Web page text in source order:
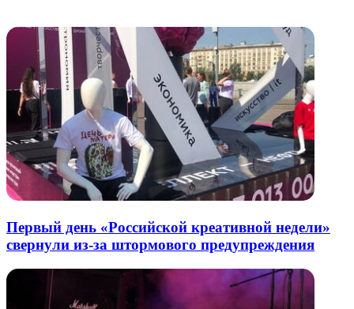
Первый день «Российской креативной недели»
свернули из-за штормового предупреждения